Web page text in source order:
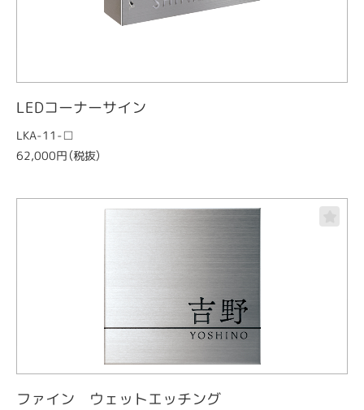
LEDコーナーサイン
LKA-11-□
62,000円（税抜）
ファイン ウェットエッチング